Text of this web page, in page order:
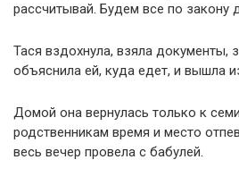
рассчитывай. Будем все по закону
Тася вздохнула, взяла документы,
объяснила ей, куда едет, и вышла
Домой она вернулась только к
родственникам время и место
весь вечер провела с бабулей.